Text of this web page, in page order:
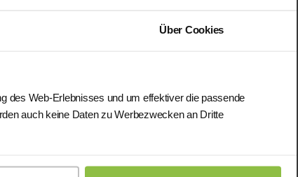
Über Cookies
des Web-Erlebnisses und um effektiver die passende
auch keine Daten zu Werbezwecken an Dritte
die Leistung, die wir auch in Anspruch
so schnell nicht machen werden!